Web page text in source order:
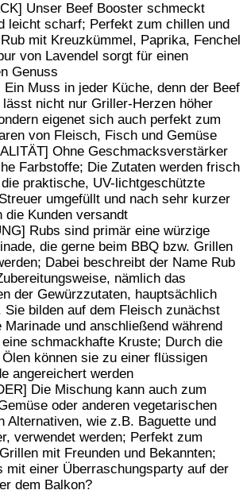
Unser Beef Booster schmeckt
leicht scharf; Perfekt zum chillen und
mit Kreuzkümmel, Paprika, Fenchel
von Lavendel sorgt für einen
Genuss
Ein Muss in jeder Küche, denn der Beef
lässt nicht nur Griller-Herzen höher
eigenet sich auch perfekt zum
von Fleisch, Fisch und Gemüse
Ohne Geschmacksverstärker
Farbstoffe; Die Zutaten werden frisch
praktische, UV-lichtgeschützte
umgefüllt und nach sehr kurzer
die Kunden versandt
Rubs sind primär eine würzige
die gerne beim BBQ bzw. Grillen
Dabei beschreibt der Name Rub
nämlich das
der Gewürzzutaten, hauptsächlich
Sie bilden auf dem Fleisch zunächst
Marinade und anschließend während
schmackhafte Kruste; Durch die
können sie zu einer flüssigen
angereichert werden
Die Mischung kann auch zum
oder anderen vegetarischen
Alternativen, wie z.B. Baguette und
verwendet werden; Perfekt zum
mit Freunden und Bekannten;
mit einer Überraschungsparty auf der
dem Balkon?